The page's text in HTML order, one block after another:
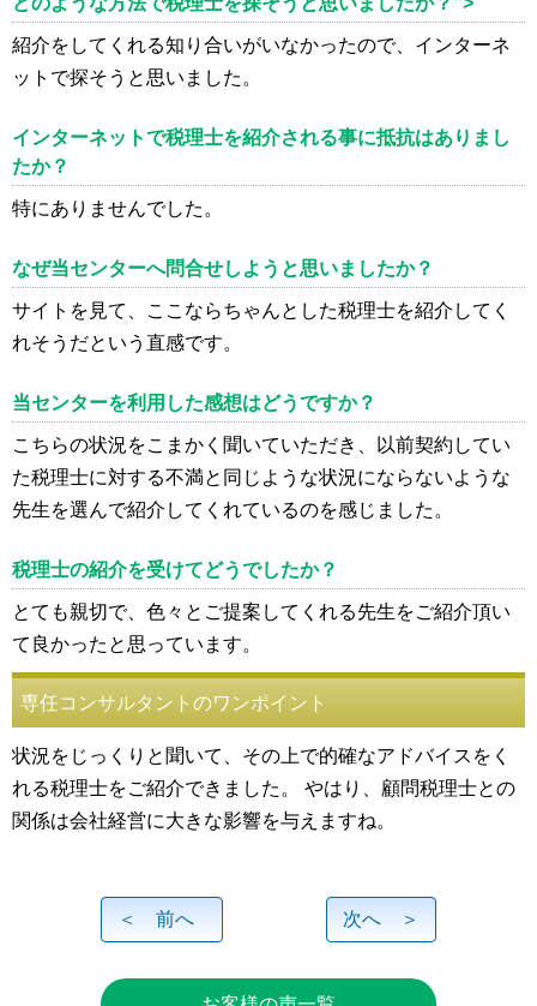
紹介をしてくれる知り合いがいなかったので、インターネ
ットで探そうと思いました。
インターネットで税理士を紹介される事に抵抗はありまし
たか？
特にありませんでした。
なぜ当センターへ問合せしようと思いましたか？
サイトを見て、ここならちゃんとした税理士を紹介してく
れそうだという直感です。
当センターを利用した感想はどうですか？
こちらの状況をこまかく聞いていただき、以前契約してい
た税理士に対する不満と同じような状況にならないような
先生を選んで紹介してくれているのを感じました。
税理士の紹介を受けてどうでしたか？
とても親切で、色々とご提案してくれる先生をご紹介頂い
て良かったと思っています。
専任コンサルタントのワンポイント
状況をじっくりと聞いて、その上で的確なアドバイスをく
れる税理士をご紹介できました。 やはり、顧問税理士との
関係は会社経営に大きな影響を与えますね。
＜ 前へ 次へ ＞